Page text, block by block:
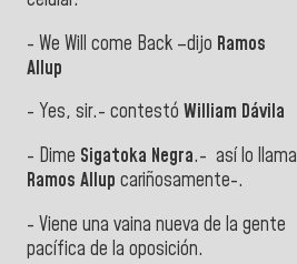
- We Will come Back –dijo Ramos
Allup
- Yes, sir.- contestó William Dávila
- Dime Sigatoka Negra.- así lo llama
Ramos Allup cariñosamente-.
- Viene una vaina nueva de la gente
pacífica de la oposición.